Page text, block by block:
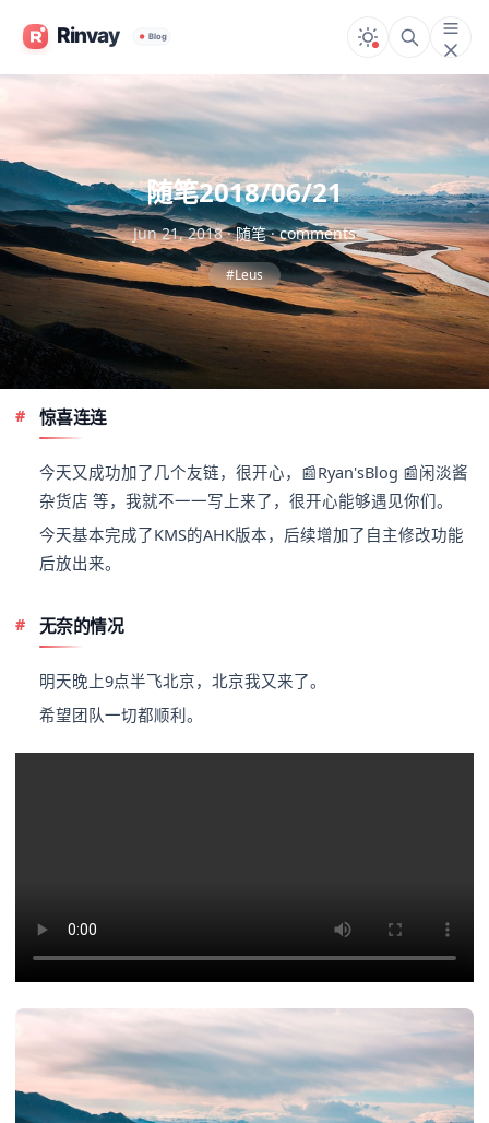
随笔2018/06/21
Jun 21, 2018·随笔·comments
#Leus
惊喜连连
今天又成功加了几个友链，很开心，📰Ryan'sBlog 📰闲淡酱
杂货店 等，我就不一一写上来了，很开心能够遇见你们。
今天基本完成了KMS的AHK版本，后续增加了自主修改功能
后放出来。
无奈的情况
明天晚上9点半飞北京，北京我又来了。
希望团队一切都顺利。